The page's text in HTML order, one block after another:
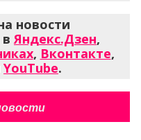
новости
вЯндекс.Дзен,
, Вконтакте,
YouTube.